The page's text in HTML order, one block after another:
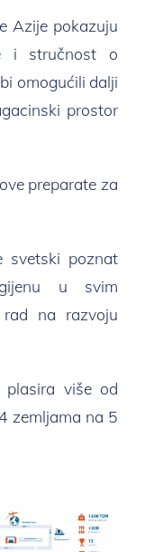
Azije pokazuju
i stručnost o
omogućili dalji
prostor
preparate za
svetski poznat
u svim
rad na razvoju
plasira više od
zemljama na 5